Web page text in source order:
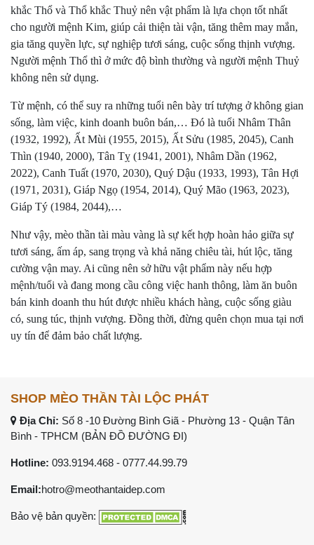
khắc Thổ và Thổ khắc Thuỷ nên vật phẩm là lựa chọn tốt nhất
cho người mệnh Kim, giúp cải thiện tài vận, tăng thêm may mắn,
gia tăng quyền lực, sự nghiệp tươi sáng, cuộc sống thịnh vượng.
Người mệnh Thổ thì ở mức độ bình thường và người mệnh Thuỷ
không nên sử dụng.
Từ mệnh, có thể suy ra những tuổi nên bày trí tượng ở không gian
sống, làm việc, kinh doanh buôn bán,… Đó là tuổi Nhâm Thân
(1932, 1992), Ất Mùi (1955, 2015), Ất Sửu (1985, 2045), Canh
Thìn (1940, 2000), Tân Tỵ (1941, 2001), Nhâm Dần (1962,
2022), Canh Tuất (1970, 2030), Quý Dậu (1933, 1993), Tân Hợi
(1971, 2031), Giáp Ngọ (1954, 2014), Quý Mão (1963, 2023),
Giáp Tý (1984, 2044),…
Như vậy, mèo thần tài màu vàng là sự kết hợp hoàn hảo giữa sự
tươi sáng, ấm áp, sang trọng và khả năng chiêu tài, hút lộc, tăng
cường vận may. Ai cũng nên sở hữu vật phẩm này nếu hợp
mệnh/tuổi và đang mong cầu công việc hanh thông, làm ăn buôn
bán kinh doanh thu hút được nhiều khách hàng, cuộc sống giàu
có, sung túc, thịnh vượng. Đồng thời, đừng quên chọn mua tại nơi
uy tín để đảm bảo chất lượng.
SHOP MÈO THẦN TÀI LỘC PHÁT
Địa Chỉ: Số 8 -10 Đường Bình Giã - Phường 13 - Quận Tân
Bình - TPHCM (BẢN ĐỒ ĐƯỜNG ĐI)
Hotline: 093.9194.468 - 0777.44.99.79
Email:hotro@meothantaidep.com
Bảo vệ bản quyền: